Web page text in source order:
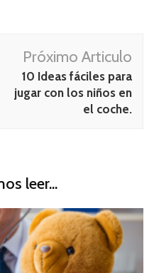
Próximo Articulo
10 Ideas fáciles para
jugar con los niños en
el coche.
leer...